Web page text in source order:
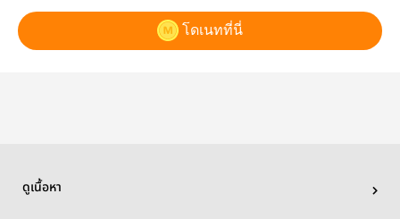
โดเนทที่นี่
ดูเนื้อหา